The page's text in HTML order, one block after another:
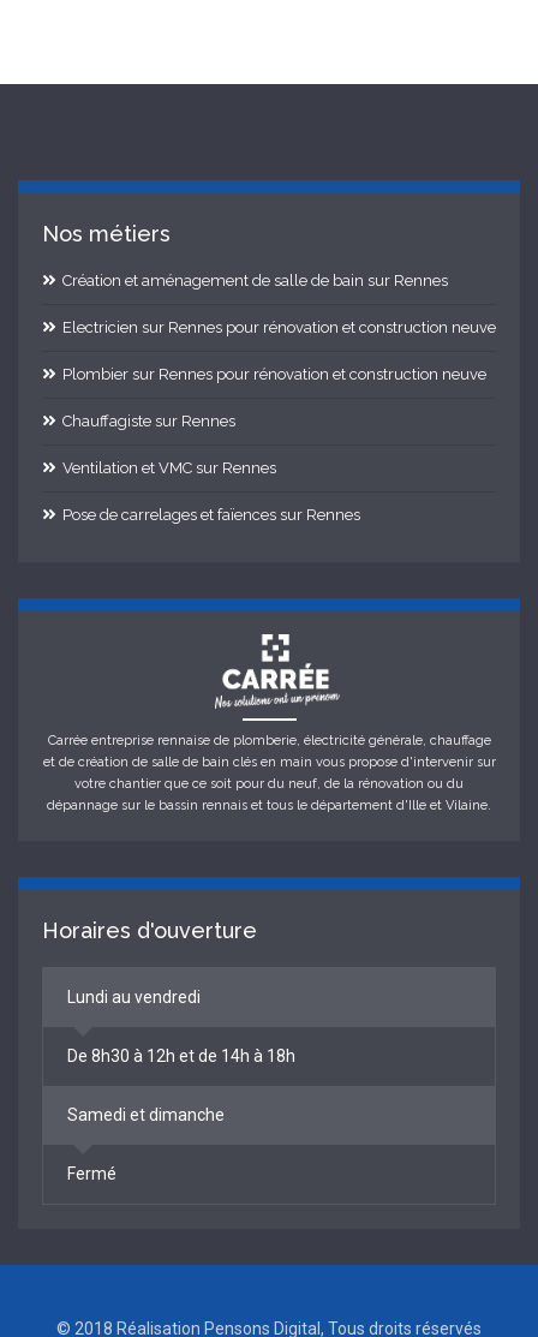
Nos métiers
Création et aménagement de salle de bain sur Rennes
Electricien sur Rennes pour rénovation et construction neuve
Plombier sur Rennes pour rénovation et construction neuve
Chauffagiste sur Rennes
Ventilation et VMC sur Rennes
Pose de carrelages et faïences sur Rennes
Carrée entreprise rennaise de plomberie, électricité générale, chauffage
et de création de salle de bain clés en main vous propose d'intervenir sur
votre chantier que ce soit pour du neuf, de la rénovation ou du
dépannage sur le bassin rennais et tous le département d'Ille et Vilaine.
Horaires d'ouverture
Lundi au vendredi
De 8h30 à 12h et de 14h à 18h
Samedi et dimanche
Fermé
© 2018 Réalisation Pensons Digital , Tous droits réservés